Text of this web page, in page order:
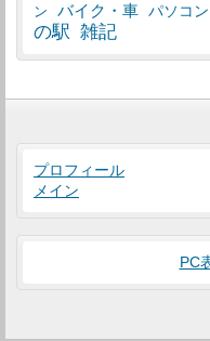
ン
バイク・車 パソコン
の駅 雑記
プロフィール
メイン
PC